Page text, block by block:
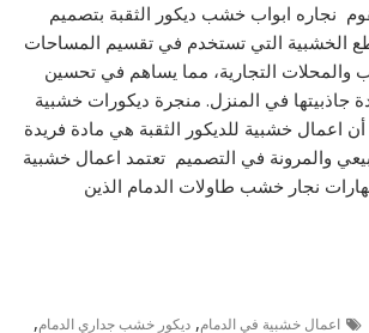
نجاره ابواب خشب ديكور الثقبة بتصميم
الخشبية التي تستخدم في تقسيم المساحات
والمحلات التجارية، مما يساهم في تحسين
جاذبيتها في المنزل. منجرة ديكورات خشبية
اعمال خشبية للديكور الثقبة هي مادة فريدة
والمرونة في التصميم تعتمد اعمال خشبية
نجار خشب طاولات الدمام الذين
اعمال خشبية في الدمام,ديكور خشب جداري الدمام,